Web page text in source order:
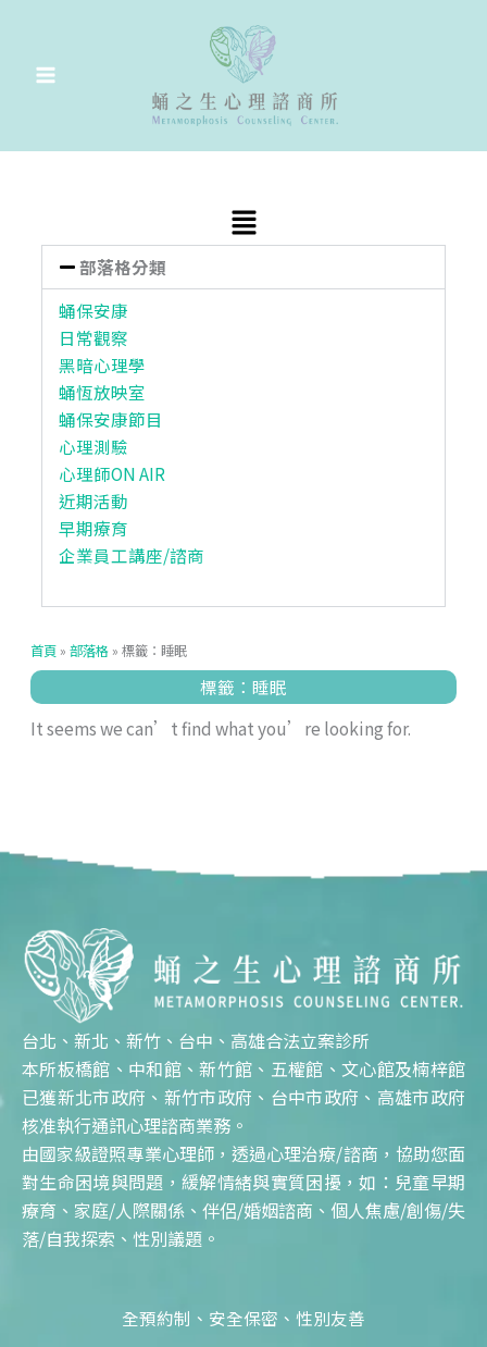
容
Main
部落格分類
蛹保安康
日常觀察
黑暗心理學
蛹恆放映室
蛹保安康節目
心理測驗
心理師ON AIR
近期活動
早期療育
企業員工講座/諮商
首頁 »部落格 »標籤：睡眠
標籤：睡眠
It seems we can’t find what you’re looking for.
台北、新北、新竹、台中、高雄合法立案診所
本所板橋館、中和館、新竹館、五權館、文心館及楠梓館
已獲新北市政府、新竹市政府、台中市政府、高雄市政府
核准執行通訊心理諮商業務。
由國家級證照專業心理師，透過心理治療/諮商，協助您面
對生命困境與問題，緩解情緒與實質困擾，如：兒童早期
療育、家庭/人際關係、伴侶/婚姻諮商、個人焦慮/創傷/失
落/自我探索、性別議題。
全預約制、安全保密、性別友善